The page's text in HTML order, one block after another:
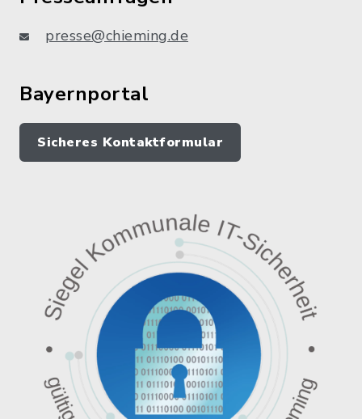
presse@chieming.de
Bayernportal
Sicheres Kontaktformular